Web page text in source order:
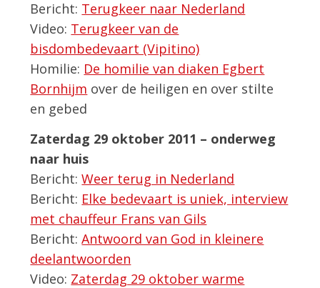
Bericht: Terugkeer naar Nederland
Video: Terugkeer van de
bisdombedevaart (Vipitino)
Homilie: De homilie van diaken Egbert
Bornhijm over de heiligen en over stilte
en gebed
Zaterdag 29 oktober 2011 – onderweg
naar huis
Bericht:Weer terug in Nederland
Bericht: Elke bedevaart is uniek, interview
met chauffeur Frans van Gils
Bericht:Antwoord van God in kleinere
deelantwoorden
Video: Zaterdag 29 oktober warme